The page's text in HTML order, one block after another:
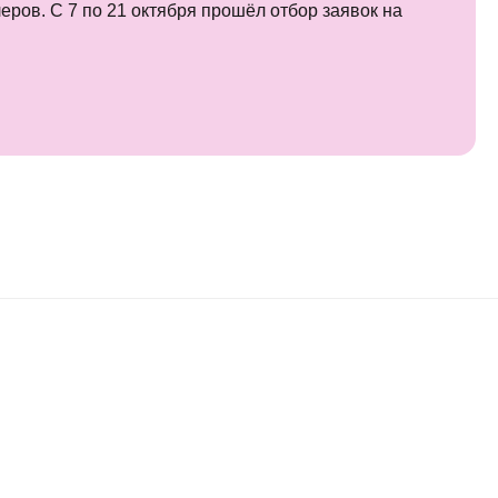
С 7 по 21 октября прошёл отбор заявок на